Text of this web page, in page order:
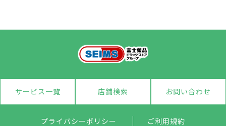
サービス一覧 店舗検索 お問い合わせ
プライバシーポリシー ご利用規約